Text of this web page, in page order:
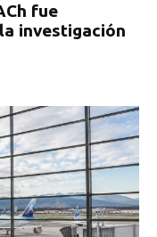
fue
investigación